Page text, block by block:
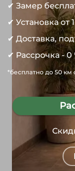
✔ Замер
✔ Установка от
✔ Доставка,
✔ Рассрочка - 0
*бесплатно до 50 км